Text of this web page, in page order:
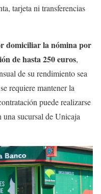
tarjeta ni transferencias
domiciliar la nómina por
de hasta 250 euros,
de su rendimiento sea
requiere mantener la
puede realizarse
una sucursal de Unicaja